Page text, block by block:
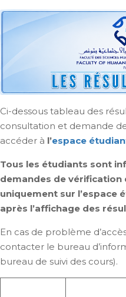
Ci-dessous tableau des
consultation et demande
accéder à l’espace
Tous les étudiants sont
demandes de
uniquement sur l’espace
après l’affichage des
En cas de problème
contacter le bureau
bureau de suivi des cours).